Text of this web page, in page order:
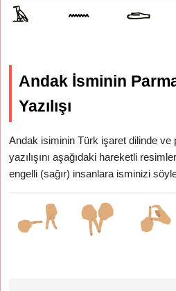
Andak İsminin
Yazılışı
Andak isiminin Türk işaret dilinde ve
yazılışını aşağıdaki hareketli
engelli (sağır) insanlara isminizi